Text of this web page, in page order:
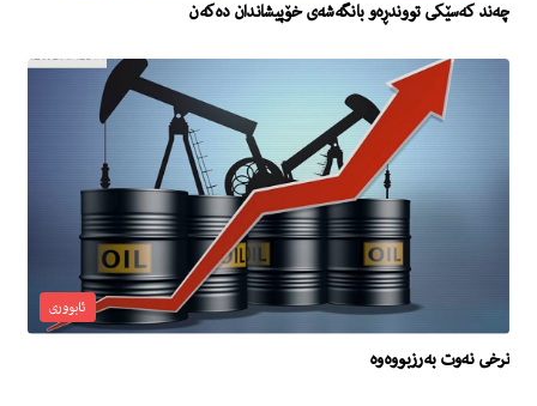
چەند کەسێکی تووندڕەو بانگەشەی خۆپیشاندان دەکەن
ئابووری
نرخى نه‌وت به‌رزبووه‌وه‌